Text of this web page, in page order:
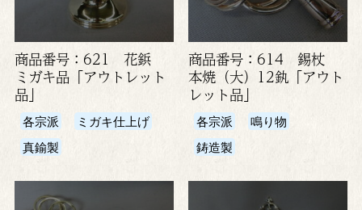
商品番号：621 花鋲
ミガキ品「アウトレット
品」
各宗派
ミガキ仕上げ
真鍮製
商品番号：614 錫杖
本焼（大）12釻「アウト
レット品」
各宗派
鳴り物
鋳造製